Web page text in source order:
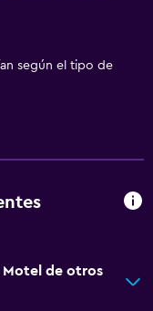
según el tipo de
Motel de otros